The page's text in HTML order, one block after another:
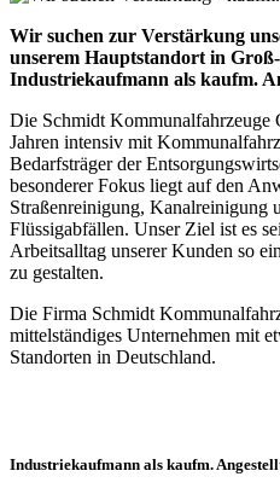
Wir suchen zur Verstärkung
unserem Hauptstandort in
Industriekaufmann als kaufm.
Die Schmidt Kommunalfahrzeuge
Jahren intensiv mit
Bedarfsträger der
besonderer Fokus liegt auf den
Straßenreinigung, Kanalreinigung
Flüssigabfällen. Unser Ziel ist es
Arbeitsalltag unserer Kunden so
zu gestalten.
Die Firma Schmidt
mittelständiges Unternehmen mit
Standorten in Deutschland.
Industriekaufmann als kaufm.